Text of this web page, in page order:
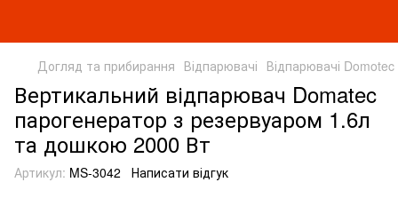
Догляд та прибирання Відпарювачі Відпарювачі Domotec
Вертикальний відпарювач Domatec
парогенератор з резервуаром 1.6л
та дошкою 2000 Вт
Артикул: MS-3042 Написати відгук